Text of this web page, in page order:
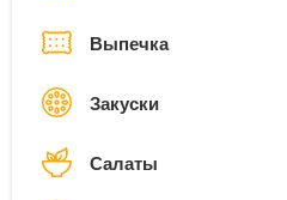
Выпечка
Закуски
Салаты